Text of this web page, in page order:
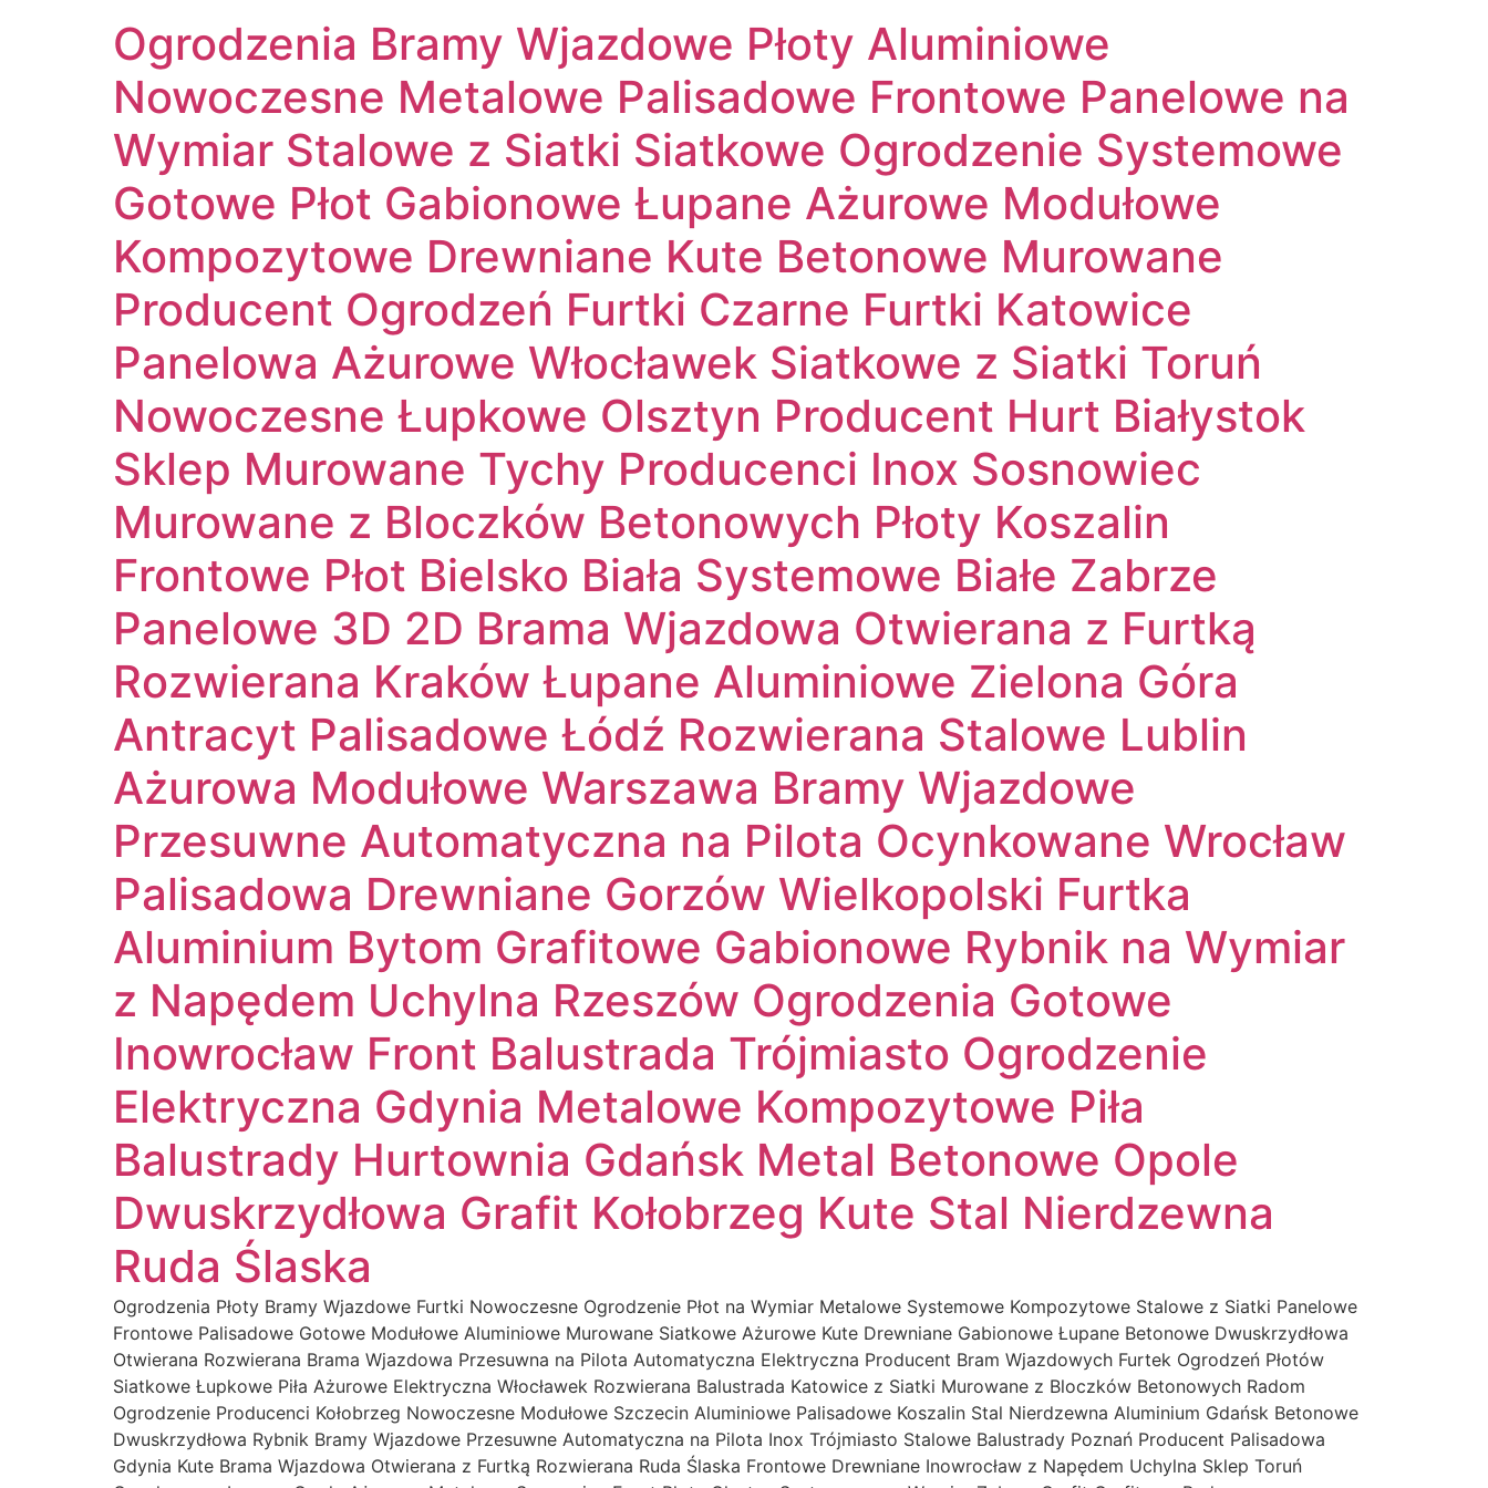
Ogrodzenia Bramy Wjazdowe Płoty Aluminiowe
Nowoczesne Metalowe Palisadowe Frontowe Panelowe na
Wymiar Stalowe z Siatki Siatkowe Ogrodzenie Systemowe
Gotowe Płot Gabionowe Łupane Ażurowe Modułowe
Kompozytowe Drewniane Kute Betonowe Murowane
Producent Ogrodzeń Furtki Czarne Furtki Katowice
Panelowa Ażurowe Włocławek Siatkowe z Siatki Toruń
Nowoczesne Łupkowe Olsztyn Producent Hurt Białystok
Sklep Murowane Tychy Producenci Inox Sosnowiec
Murowane z Bloczków Betonowych Płoty Koszalin
Frontowe Płot Bielsko Biała Systemowe Białe Zabrze
Panelowe 3D 2D Brama Wjazdowa Otwierana z Furtką
Rozwierana Kraków Łupane Aluminiowe Zielona Góra
Antracyt Palisadowe Łódź Rozwierana Stalowe Lublin
Ażurowa Modułowe Warszawa Bramy Wjazdowe
Przesuwne Automatyczna na Pilota Ocynkowane Wrocław
Palisadowa Drewniane Gorzów Wielkopolski Furtka
Aluminium Bytom Grafitowe Gabionowe Rybnik na Wymiar
z Napędem Uchylna Rzeszów Ogrodzenia Gotowe
Inowrocław Front Balustrada Trójmiasto Ogrodzenie
Elektryczna Gdynia Metalowe Kompozytowe Piła
Balustrady Hurtownia Gdańsk Metal Betonowe Opole
Dwuskrzydłowa Grafit Kołobrzeg Kute Stal Nierdzewna
Ruda Ślaska
Ogrodzenia Płoty Bramy Wjazdowe Furtki Nowoczesne Ogrodzenie Płot na Wymiar Metalowe Systemowe Kompozytowe Stalowe z Siatki Panelowe
Frontowe Palisadowe Gotowe Modułowe Aluminiowe Murowane Siatkowe Ażurowe Kute Drewniane Gabionowe Łupane Betonowe Dwuskrzydłowa
Otwierana Rozwierana Brama Wjazdowa Przesuwna na Pilota Automatyczna Elektryczna Producent Bram Wjazdowych Furtek Ogrodzeń Płotów
Siatkowe Łupkowe Piła Ażurowe Elektryczna Włocławek Rozwierana Balustrada Katowice z Siatki Murowane z Bloczków Betonowych Radom
Ogrodzenie Producenci Kołobrzeg Nowoczesne Modułowe Szczecin Aluminiowe Palisadowe Koszalin Stal Nierdzewna Aluminium Gdańsk Betonowe
Dwuskrzydłowa Rybnik Bramy Wjazdowe Przesuwne Automatyczna na Pilota Inox Trójmiasto Stalowe Balustrady Poznań Producent Palisadowa
Gdynia Kute Brama Wjazdowa Otwierana z Furtką Rozwierana Ruda Ślaska Frontowe Drewniane Inowrocław z Napędem Uchylna Sklep Toruń